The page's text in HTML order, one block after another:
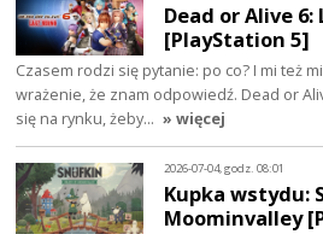
Dead or Alive 6:
[PlayStation 5]
Czasem rodzi się pytanie: po co? I mi też
wrażenie, że znam odpowiedź. Dead or
się na rynku, żeby… » więcej
2026-07-04, godz. 08:01
Kupka wstydu:
Moominvalley